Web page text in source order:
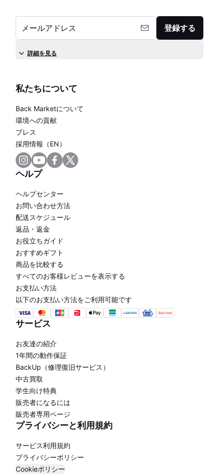
メールアドレス 登録する
詳細を見る
私たちについて
Back Marketについて
環境への貢献
プレス
採用情報（EN）
ヘルプ
ヘルプセンター
お問い合わせ方法
配送スケジュール
返品・返金
お役立ちガイド
おすすめギフト
商品を比較する
すべてのお客様レビューを表示する
お支払い方法
以下のお支払い方法をご利用可能です
サービス
お友達の紹介
1年間の動作保証
BackUp（修理復旧サービス）
中古買取
学生向け特典
販売者になるには
販売者専用ページ
プライバシーと利用規約
サービス利用規約
プライバシーポリシー
Cookieポリシー